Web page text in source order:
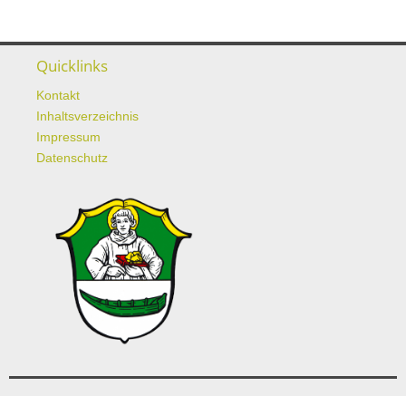
Quicklinks
Kontakt
Inhaltsverzeichnis
Impressum
Datenschutz